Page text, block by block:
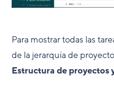
Para mostrar todas las
de la jerarquía de
Estructura de proyectos